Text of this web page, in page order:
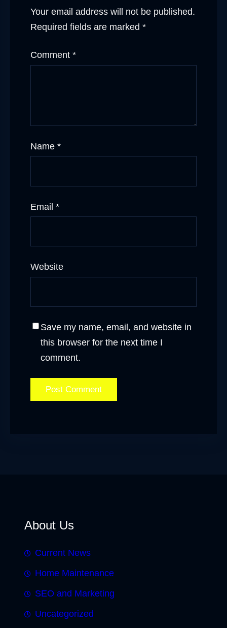
Your email address will not be published.
Required fields are marked *
Comment *
Name *
Email *
Website
Save my name, email, and website in
this browser for the next time I
comment.
About Us
Current News
Home Maintenance
SEO and Marketing
Uncategorized